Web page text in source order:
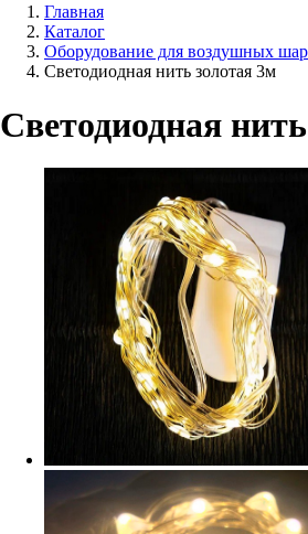
Главная
Каталог
Оборудование для воздушных
Светодиодная нить золотая 3м
Светодиодная